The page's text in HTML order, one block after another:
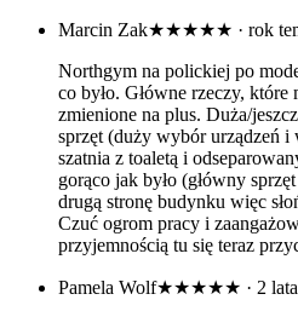
Marcin Zak★★★★★ · rok
Northgym na polickiej po
co było. Główne rzeczy, które
zmienione na plus. Duża/
sprzęt (duży wybór urządzeń
szatnia z toaletą i
gorąco jak było (główny
drugą stronę budynku więc
Czuć ogrom pracy i
przyjemnością tu się teraz
Pamela Wolf★★★★★ · 2